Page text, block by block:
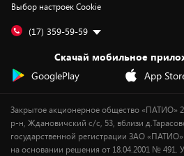
Дай пять добру!
Обработка персональных данных
Подарочные карты
Для мобильных устройств
Для компьютеров
Сервисные центры
Бонусы
Оплата частями
Новинки
Выбор настроек Cookie
(17) 359-59-59
Скачай мобильное
GooglePlay
App
Закрытое акционерное общество «ПАТИО»
р-н, Ждановичский с/с, 53, вблизи
государственной регистрации ЗАО
на основании решения от 18.04.2001 № 491.